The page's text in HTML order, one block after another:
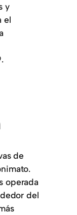
y
el
de
operada
del